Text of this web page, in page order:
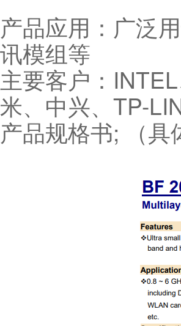
产品应用：广泛
讯模组等
主要客户：
米、中兴、TP-
产品规格书; （